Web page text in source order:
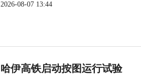
2026-08-07 13:44
哈伊高铁启动按图运行试验